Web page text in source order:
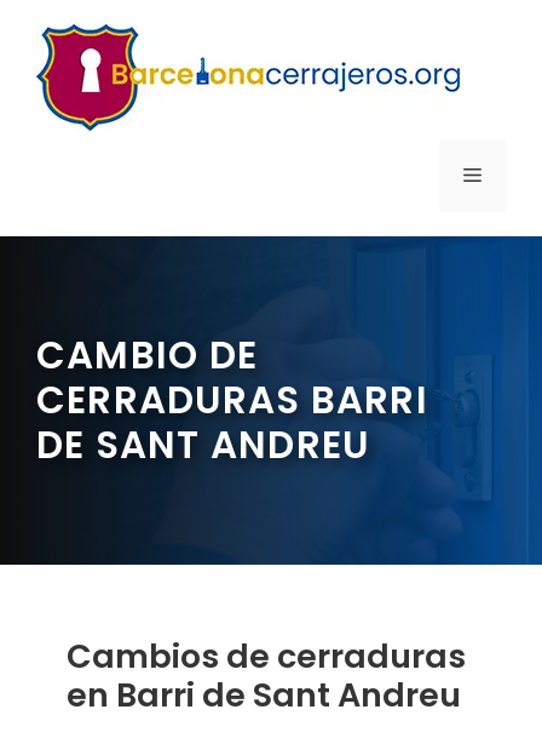
contenido
MENÚ
CAMBIO DE
CERRADURAS BARRI
DE SANT ANDREU
Cambios de cerraduras
en Barri de Sant Andreu